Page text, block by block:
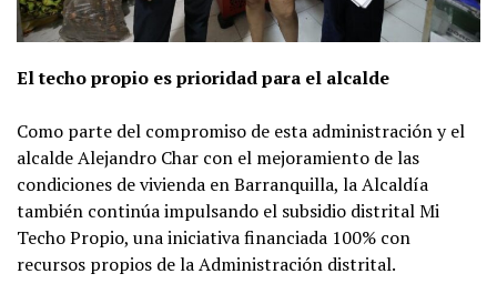
El techo propio es prioridad para el alcalde
Como parte del compromiso de esta administración y el
alcalde Alejandro Char con el mejoramiento de las
condiciones de vivienda en Barranquilla, la Alcaldía
también continúa impulsando el subsidio distrital Mi
Techo Propio, una iniciativa financiada 100% con
recursos propios de la Administración distrital.